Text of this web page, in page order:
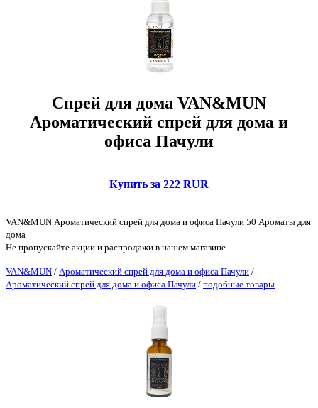
Спрей для дома VAN&MUN
Ароматический спрей для дома и
офиса Пачули
Купить за 222 RUR
VAN&MUN Ароматический спрей для дома и офиса Пачули 50 Ароматы для
дома
Не пропускайте акции и распродажи в нашем магазине.
VAN&MUN / Ароматический спрей для дома и офиса Пачули /
Ароматический спрей для дома и офиса Пачули / подобные товары